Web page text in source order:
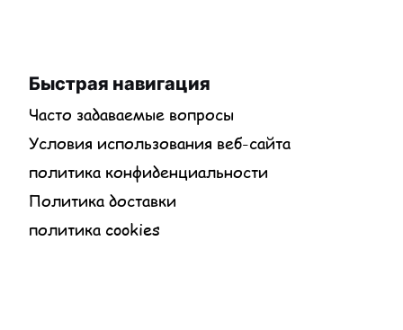
Быстрая навигация
Часто задаваемые вопросы
Условия использования веб-сайта
политика конфиденциальности
Политика доставки
политика cookies